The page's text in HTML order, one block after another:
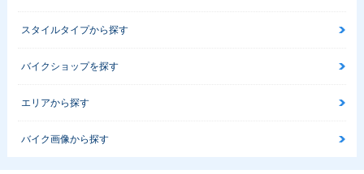
スタイルタイプから探す
バイクショップを探す
エリアから探す
バイク画像から探す